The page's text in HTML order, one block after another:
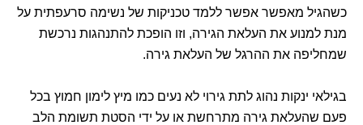
כשהגיל מאפשר אפשר ללמד טכניקות של נשימה סרעפתית על
מנת למנוע את העלאת הגירה, וזו הופכת להתנהגות נרכשת
שמחליפה את ההרגל של העלאת גירה.
בגילאי ינקות נהוג לתת גירוי לא נעים כמו מיץ לימון חמוץ בכל
פעם שהעלאת גירה מתרחשת או על ידי הסטת תשומת הלב